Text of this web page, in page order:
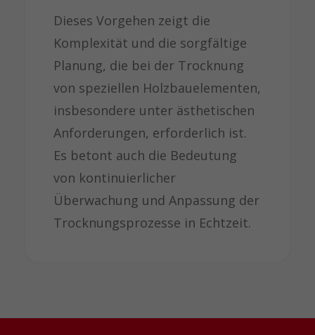
Dieses Vorgehen zeigt die
Komplexität und die sorgfältige
Planung, die bei der Trocknung
von speziellen Holzbauelementen,
insbesondere unter ästhetischen
Anforderungen, erforderlich ist.
Es betont auch die Bedeutung
von kontinuierlicher
Überwachung und Anpassung der
Trocknungsprozesse in Echtzeit.